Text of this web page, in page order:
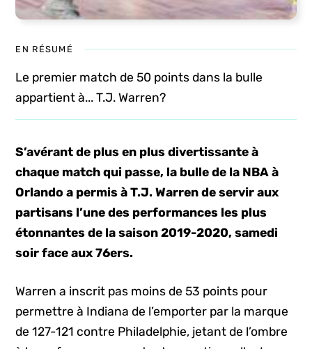
EN RÉSUMÉ
Le premier match de 50 points dans la bulle
appartient à... T.J. Warren?
S’avérant de plus en plus divertissante à
chaque match qui passe, la bulle de la NBA à
Orlando a permis à T.J. Warren de servir aux
partisans l’une des performances les plus
étonnantes de la saison 2019-2020, samedi
soir face aux 76ers.
Warren a inscrit pas moins de 53 points pour
permettre à Indiana de l’emporter par la marque
de 127-121 contre Philadelphie, jetant de l’ombre